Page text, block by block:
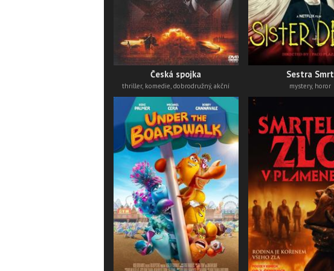
Česká spojka
thriller, komedie, dobrodružný, akční
Sestra Smrt
mystery, horor